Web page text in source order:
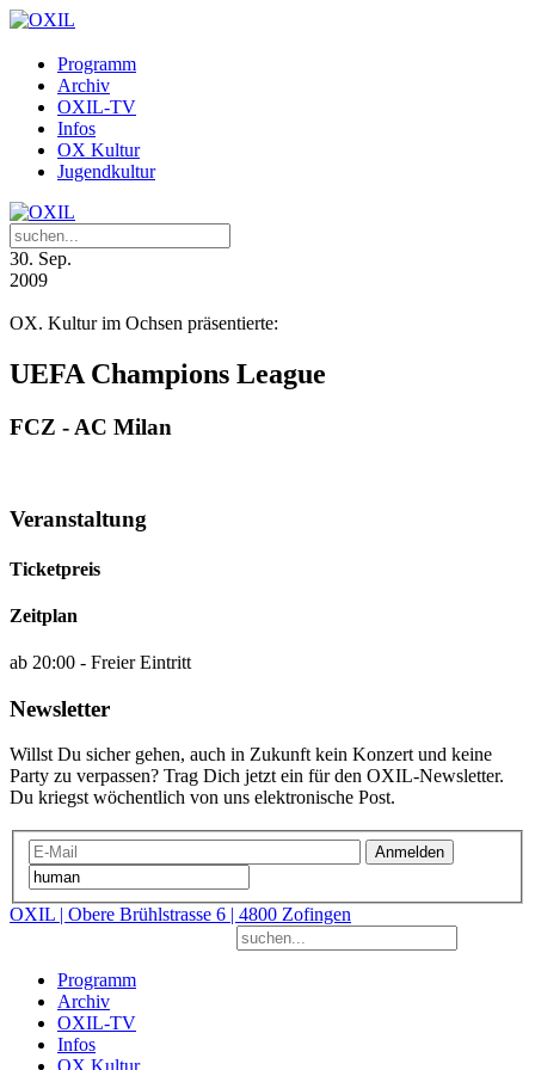
Programm
Archiv
OXIL-TV
Infos
OX Kultur
Jugendkultur
30. Sep.
2009
OX. Kultur im Ochsen präsentierte:
UEFA Champions League
FCZ - AC Milan
Veranstaltung
Ticketpreis
Zeitplan
ab 20:00 - Freier Eintritt
Newsletter
Willst Du sicher gehen, auch in Zukunft kein Konzert und keine
Party zu verpassen? Trag Dich jetzt ein für den OXIL-Newsletter.
Du kriegst wöchentlich von uns elektronische Post.
Anmelden
OXIL | Obere Brühlstrasse 6 | 4800 Zofingen
Programm
Archiv
OXIL-TV
Infos
OX Kultur